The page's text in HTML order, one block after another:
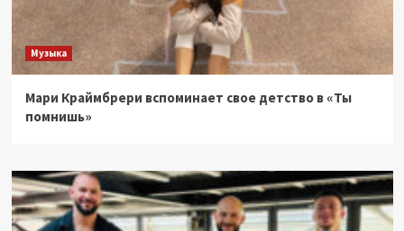
Музыка
Мари Краймбрери вспоминает свое детство в «Ты
помнишь»